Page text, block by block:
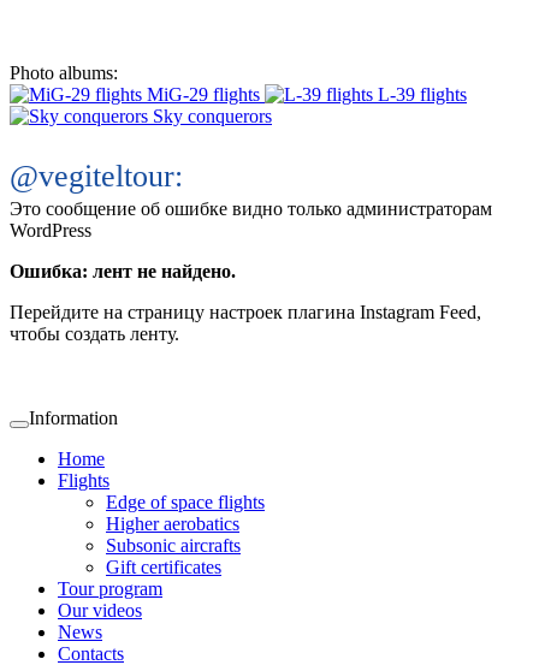
Photo albums:
MiG-29 flights
L-39 flights
Sky conquerors
@vegiteltour:
Это сообщение об ошибке видно только администраторам
WordPress
Ошибка: лент не найдено.
Перейдите на страницу настроек плагина Instagram Feed,
чтобы создать ленту.
Information
Home
Flights
Edge of space flights
Higher aerobatics
Subsonic aircrafts
Gift certificates
Tour program
Our videos
News
Contacts